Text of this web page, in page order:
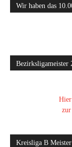
Wir haben das
Bezirksligameister
Kreisliga B